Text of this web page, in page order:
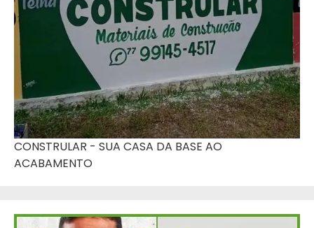
CONSTRULAR - SUA CASA DA BASE AO
ACABAMENTO